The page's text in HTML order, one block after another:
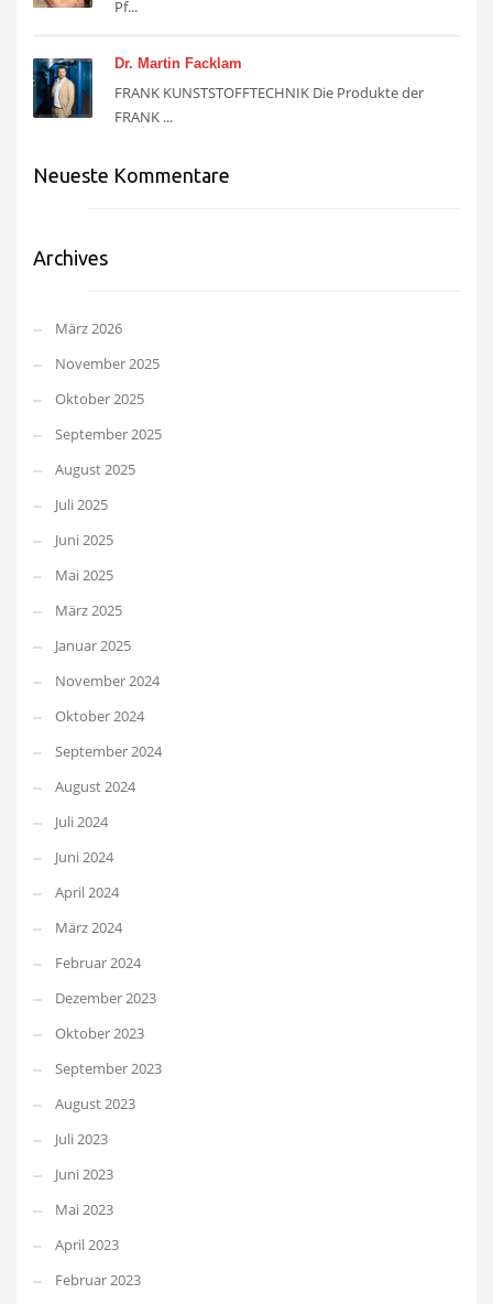
Pf...
Dr. Martin Facklam
FRANK KUNSTSTOFFTECHNIK Die Produkte der
FRANK ...
Neueste Kommentare
Archives
März 2026
November 2025
Oktober 2025
September 2025
August 2025
Juli 2025
Juni 2025
Mai 2025
März 2025
Januar 2025
November 2024
Oktober 2024
September 2024
August 2024
Juli 2024
Juni 2024
April 2024
März 2024
Februar 2024
Dezember 2023
Oktober 2023
September 2023
August 2023
Juli 2023
Juni 2023
Mai 2023
April 2023
Februar 2023